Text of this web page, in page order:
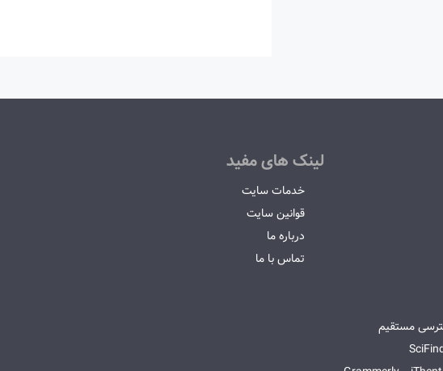
مستقیم
لینک های مفید
خدمات سایت
قوانین سایت
درباره ما
تماس با ما